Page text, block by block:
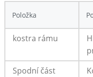
Položka
kostra rámu
Spodní část